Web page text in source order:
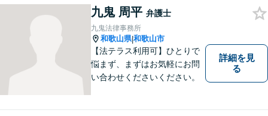
九鬼 周平 弁護士
九鬼法律事務所
和歌山県|和歌山市
【法テラス利用可】ひとりで
悩まず、まずはお気軽にお問
い合わせくださいください。
詳細を見
る